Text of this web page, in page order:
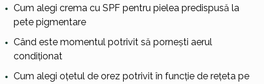
Cum alegi crema cu SPF pentru pielea predispusă la
pete pigmentare
Când este momentul potrivit să pornești aerul
condiționat
Cum alegi oțetul de orez potrivit în funcție de rețeta pe